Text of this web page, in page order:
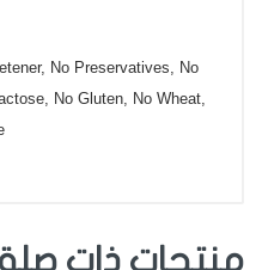
No Preservatives, No
No Gluten, No Wheat,
منتجات ذات صلة